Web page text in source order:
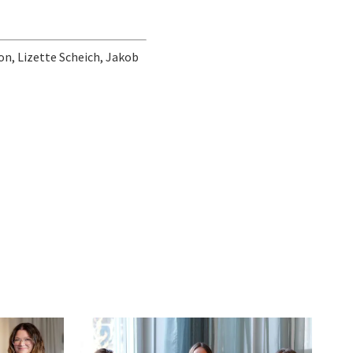
Lizette Scheich, Jakob